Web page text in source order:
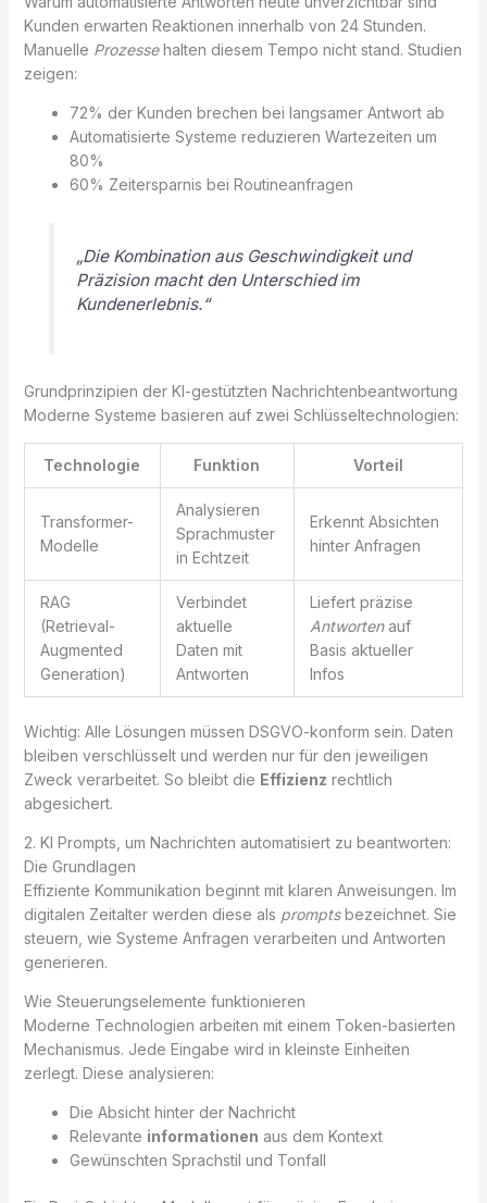
Kunden erwarten Reaktionen innerhalb von 24 Stunden.
Manuelle Prozessehalten diesem Tempo nicht stand. Studien
zeigen:
72% der Kunden brechen bei langsamer Antwort ab
Automatisierte Systeme reduzieren Wartezeiten um
80%
60% Zeitersparnis bei Routineanfragen
„Die Kombination aus Geschwindigkeit und
Präzision macht den Unterschied im
Kundenerlebnis.“
Grundprinzipien der KI-gestützten Nachrichtenbeantwortung
Moderne Systeme basieren auf zwei Schlüsseltechnologien:
Technologie Funktion Vorteil
Transformer-
Modelle
Analysieren
Sprachmuster
in Echtzeit
Erkennt Absichten
hinter Anfragen
RAG
(Retrieval-
Augmented
Generation)
Verbindet
aktuelle
Daten mit
Antworten
Liefert präzise
Antwortenauf
Basis aktueller
Infos
Wichtig: Alle Lösungen müssen DSGVO-konform sein. Daten
bleiben verschlüsselt und werden nur für den jeweiligen
Zweck verarbeitet. So bleibt die Effizienz rechtlich
abgesichert.
2. KI Prompts, um Nachrichten automatisiert zu beantworten:
Die Grundlagen
Effiziente Kommunikation beginnt mit klaren Anweisungen. Im
digitalen Zeitalter werden diese als promptsbezeichnet. Sie
steuern, wie Systeme Anfragen verarbeiten und Antworten
generieren.
Wie Steuerungselemente funktionieren
Moderne Technologien arbeiten mit einem Token-basierten
Mechanismus. Jede Eingabe wird in kleinste Einheiten
zerlegt. Diese analysieren:
Die Absicht hinter der Nachricht
Relevante informationen aus dem Kontext
Gewünschten Sprachstil und Tonfall